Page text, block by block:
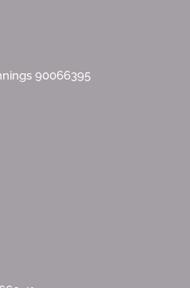
90066395